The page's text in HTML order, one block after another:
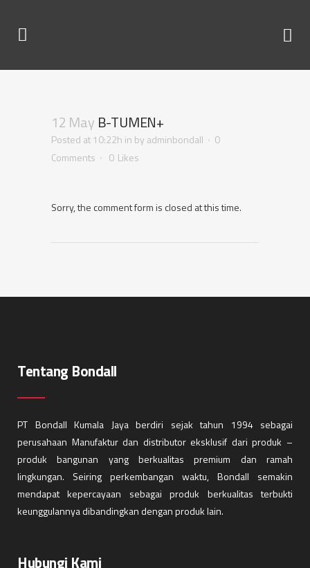
12 May B-TUMEN+
Posted at 10:22h in by adminbondall
0
Comments
0 Likes
Sorry, the comment form is closed at this time.
Tentang Bondall
PT Bondall Kumala Jaya berdiri sejak tahun 1994 sebagai
perusahaan Manufaktur dan distributor eksklusif dari produk –
produk bangunan yang berkualitas premium dan ramah
lingkungan. Seiring perkembangan waktu, Bondall semakin
mendapat kepercayaan sebagai produk berkualitas terbukti
keunggulannya dibandingkan dengan produk lain.
Hubungi Kami